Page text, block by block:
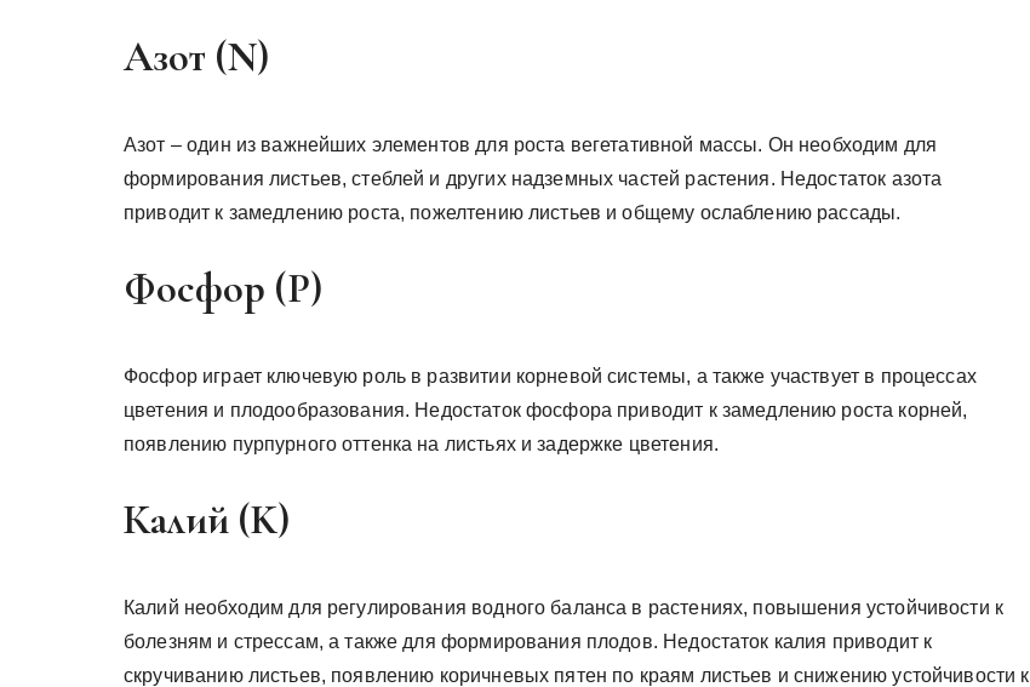
Азот (N)
Азот – один из важнейших элементов для роста вегетативной массы. Он необходим для
формирования листьев, стеблей и других надземных частей растения. Недостаток азота
приводит к замедлению роста, пожелтению листьев и общему ослаблению рассады.
Фосфор (P)
Фосфор играет ключевую роль в развитии корневой системы, а также участвует в процессах
цветения и плодообразования. Недостаток фосфора приводит к замедлению роста корней,
появлению пурпурного оттенка на листьях и задержке цветения.
Калий (K)
Калий необходим для регулирования водного баланса в растениях, повышения устойчивости к
болезням и стрессам, а также для формирования плодов. Недостаток калия приводит к
скручиванию листьев, появлению коричневых пятен по краям листьев и снижению устойчивости к